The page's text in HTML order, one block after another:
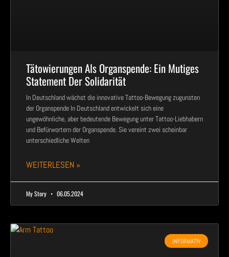
Tätowierungen Als Organspende: Ein Mutiges
Statement Der Solidarität
In Deutschland wächst die innovative Tattoo-Bewegung zugunsten
der Organspende In Deutschland entwickelt sich eine
ungewöhnliche, aber bedeutende Bewegung unter Tattoo-Liebhabern
und Befürwortern der Organspende. Sie vereint zwei scheinbar
unterschiedliche Welten
WEITERLESEN »
My Story 06.05.2024
INFORMATIV